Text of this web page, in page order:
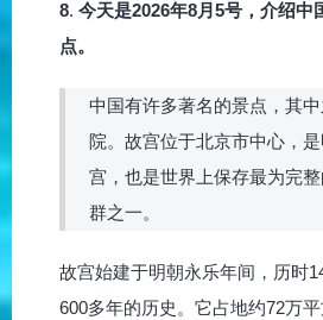
8. 今天是2026年8月5号，介绍中
点。
中国有许多著名的景点，其
院。故宫位于北京市中心，
宫，也是世界上保存最为完
群之一。
故宫始建于明朝永乐年间，历时
600多年的历史。它占地约72万